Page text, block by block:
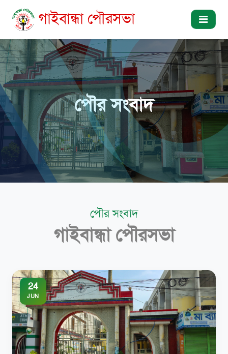
গাইবান্ধা পৌরসভা
পৌর সংবাদ
পৌর সংবাদ
গাইবান্ধা পৌরসভা
24
JUN